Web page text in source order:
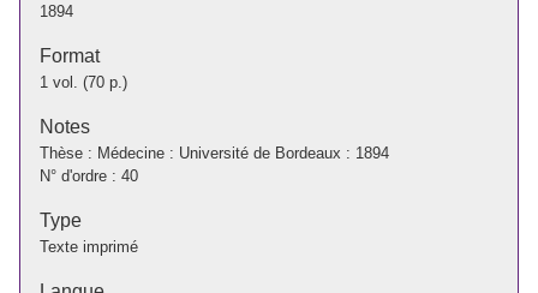
1894
Format
1 vol. (70 p.)
Notes
Thèse : Médecine : Université de Bordeaux : 1894
N° d'ordre : 40
Type
Texte imprimé